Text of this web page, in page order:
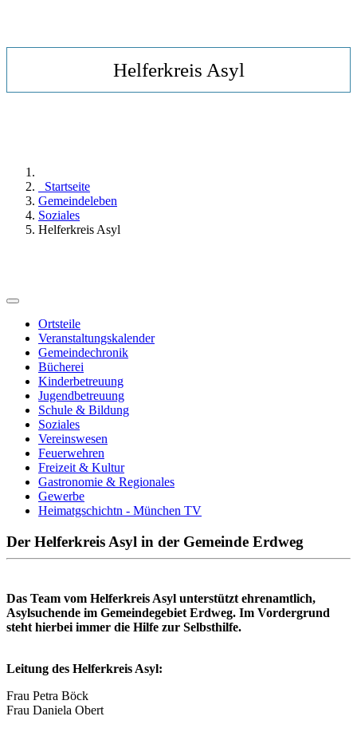
Helferkreis Asyl
Startseite
Gemeindeleben
Soziales
Helferkreis Asyl
Ortsteile
Veranstaltungskalender
Gemeindechronik
Bücherei
Kinderbetreuung
Jugendbetreuung
Schule & Bildung
Soziales
Vereinswesen
Feuerwehren
Freizeit & Kultur
Gastronomie & Regionales
Gewerbe
Heimatgschichtn - München TV
Der Helferkreis Asyl in der Gemeinde Erdweg
Das Team vom Helferkreis Asyl unterstützt ehrenamtlich,
Asylsuchende im Gemeindegebiet Erdweg. Im Vordergrund
steht hierbei immer die Hilfe zur Selbsthilfe.
Leitung des Helferkreis Asyl:
Frau Petra Böck
Frau Daniela Obert